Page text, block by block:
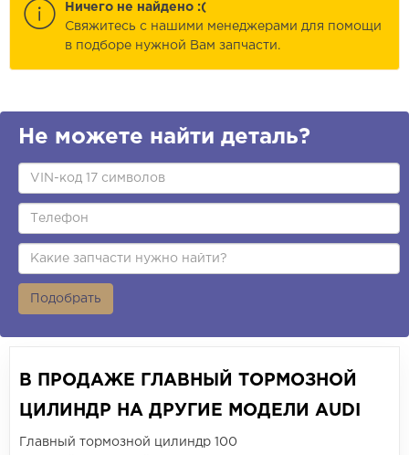
Ничего не найдено :(
Cвяжитесь с нашими менеджерами для помощи
в подборе нужной Вам запчасти.
Не можете найти деталь?
Подобрать
В ПРОДАЖЕ ГЛАВНЫЙ ТОРМОЗНОЙ
ЦИЛИНДР НА ДРУГИЕ МОДЕЛИ AUDI
Главный тормозной цилиндр 100